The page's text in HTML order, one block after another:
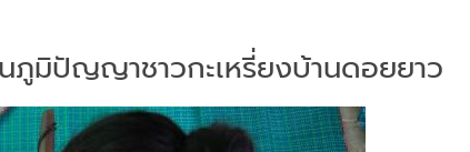
ภูมิปัญญาชาวกะเหรี่ยงบ้านดอยยาว